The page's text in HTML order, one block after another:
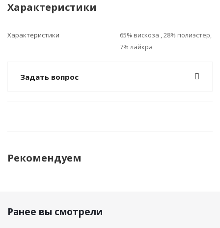
Характеристики
Характеристики
65% вискоза , 28% полиэстер,
7% лайкра
Задать вопрос
Рекомендуем
Ранее вы смотрели